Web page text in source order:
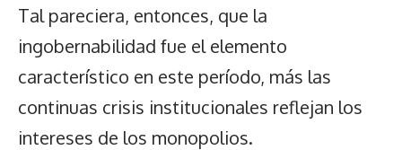
Tal pareciera, entonces, que la
ingobernabilidad fue el elemento
característico en este período, más las
continuas crisis institucionales reflejan los
intereses de los monopolios.